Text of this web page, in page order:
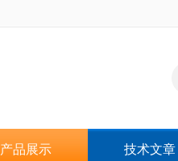
产品展示 技术文章